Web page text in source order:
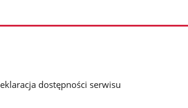
dostępności serwisu